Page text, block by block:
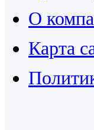
О
Карта